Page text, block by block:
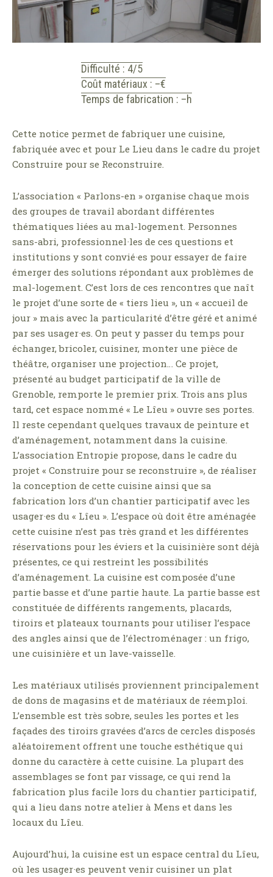
Difficulté : 4/5
Coût matériaux : –€
Temps de fabrication : –h
Cette notice permet de fabriquer une cuisine,
fabriquée avec et pour Le Lieu dans le cadre du projet
Construire pour se Reconstruire.
L’association « Parlons-en » organise chaque mois
des groupes de travail abordant différentes
thématiques liées au mal-logement. Personnes
sans-abri, professionnel·les de ces questions et
institutions y sont convié·es pour essayer de faire
émerger des solutions répondant aux problèmes de
mal-logement. C’est lors de ces rencontres que naît
le projet d’une sorte de « tiers lieu », un « accueil de
jour » mais avec la particularité d’être géré et animé
par ses usager·es. On peut y passer du temps pour
échanger, bricoler, cuisiner, monter une pièce de
théâtre, organiser une projection… Ce projet,
présenté au budget participatif de la ville de
Grenoble, remporte le premier prix. Trois ans plus
tard, cet espace nommé « Le Lîeu » ouvre ses portes.
Il reste cependant quelques travaux de peinture et
d’aménagement, notamment dans la cuisine.
L’association Entropie propose, dans le cadre du
projet « Construire pour se reconstruire », de réaliser
la conception de cette cuisine ainsi que sa
fabrication lors d’un chantier participatif avec les
usager·es du « Lîeu ». L’espace où doit être aménagée
cette cuisine n’est pas très grand et les différentes
réservations pour les éviers et la cuisinière sont déjà
présentes, ce qui restreint les possibilités
d’aménagement. La cuisine est composée d’une
partie basse et d’une partie haute. La partie basse est
constituée de différents rangements, placards,
tiroirs et plateaux tournants pour utiliser l’espace
des angles ainsi que de l’électroménager : un frigo,
une cuisinière et un lave-vaisselle.
Les matériaux utilisés proviennent principalement
de dons de magasins et de matériaux de réemploi.
L’ensemble est très sobre, seules les portes et les
façades des tiroirs gravées d’arcs de cercles disposés
aléatoirement offrent une touche esthétique qui
donne du caractère à cette cuisine. La plupart des
assemblages se font par vissage, ce qui rend la
fabrication plus facile lors du chantier participatif,
qui a lieu dans notre atelier à Mens et dans les
locaux du Lîeu.
Aujourd’hui, la cuisine est un espace central du Lîeu,
où les usager·es peuvent venir cuisiner un plat